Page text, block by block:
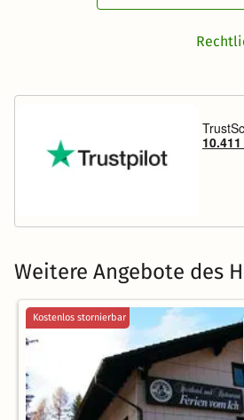
Weitere Angebote des
Kostenlos stornierbar